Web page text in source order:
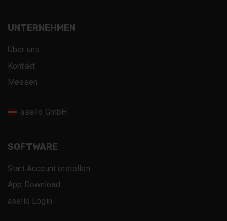
UNTERNEHMEN
Über uns
Kontakt
Messen
asello GmbH
SOFTWARE
Start Account erstellen
App Download
asello Login